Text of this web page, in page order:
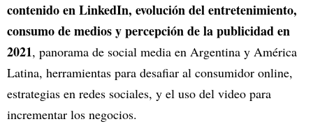
contenido en LinkedIn, evolución del entretenimiento,
consumo de medios y percepción de la publicidad en
2021, panorama de social media en Argentina y América
Latina, herramientas para desafiar al consumidor online,
estrategias en redes sociales, y el uso del video para
incrementar los negocios.